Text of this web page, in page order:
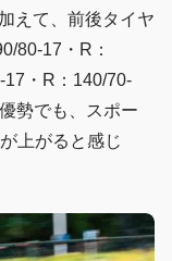
えて、前後タイヤ
80-17・R：
17・R：140/70-
勢でも、スポー
上がると感じ